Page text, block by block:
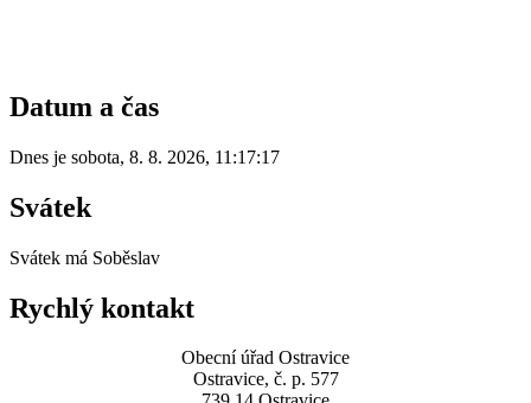
Datum a čas
Dnes je sobota, 8. 8. 2026, 11:17:17
Svátek
Svátek má Soběslav
Rychlý kontakt
Obecní úřad Ostravice
Ostravice, č. p. 577